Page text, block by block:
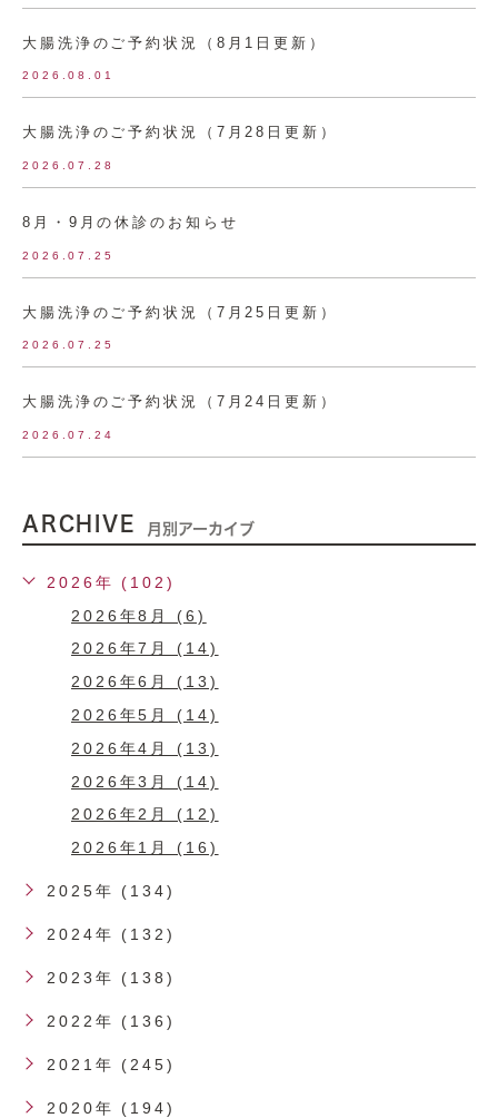
大腸洗浄のご予約状況（8月1日更新）
2026.08.01
大腸洗浄のご予約状況（7月28日更新）
2026.07.28
8月・9月の休診のお知らせ
2026.07.25
大腸洗浄のご予約状況（7月25日更新）
2026.07.25
大腸洗浄のご予約状況（7月24日更新）
2026.07.24
ARCHIVE 月別アーカイブ
2026年 (102)
2026年8月 (6)
2026年7月 (14)
2026年6月 (13)
2026年5月 (14)
2026年4月 (13)
2026年3月 (14)
2026年2月 (12)
2026年1月 (16)
2025年 (134)
2024年 (132)
2023年 (138)
2022年 (136)
2021年 (245)
2020年 (194)